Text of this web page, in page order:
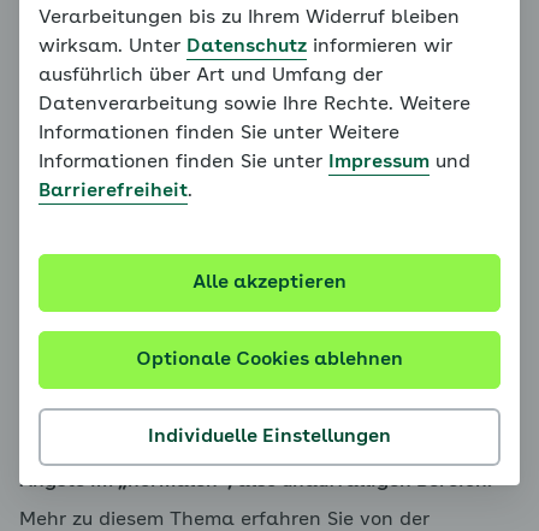
Dr. Hildegard Goletz
Grundsätzlich sind Kinder sehr verschieden: Einige
sind ängstlicher und andere weniger ängstlich. Und
Ängste im „normalen“, also unauffälligen Bereich.
Mehr zu diesem Thema erfahren Sie von der
Verarbeitungen bis zu Ihrem Widerruf bleiben
wirksam. Unter Datenschutz informieren wir
ausführlich über Art und Umfang der
Datenverarbeitung sowie Ihre Rechte. Weitere
Informationen finden Sie unter Weitere
Informationen finden Sie unter
Impressum und
Barrierefreiheit.
Individuelle Einstellungen
Optionale Cookies ablehnen
Alle akzeptieren